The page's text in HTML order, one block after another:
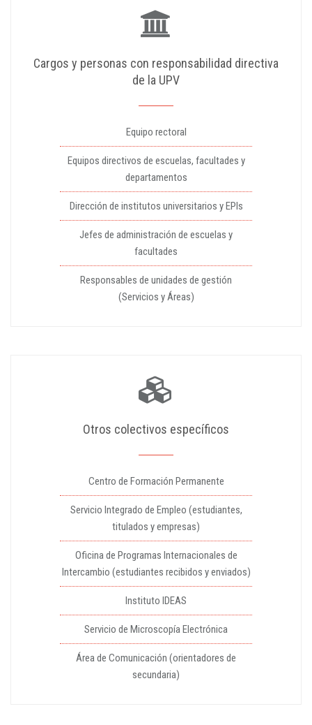
Cargos y personas con responsabilidad directiva
de la UPV
Equipo rectoral
Equipos directivos de escuelas, facultades y
departamentos
Dirección de institutos universitarios y EPIs
Jefes de administración de escuelas y
facultades
Responsables de unidades de gestión
(Servicios y Áreas)
Otros colectivos específicos
Centro de Formación Permanente
Servicio Integrado de Empleo (estudiantes,
titulados y empresas)
Oficina de Programas Internacionales de
Intercambio (estudiantes recibidos y enviados)
Instituto IDEAS
Servicio de Microscopía Electrónica
Área de Comunicación (orientadores de
secundaria)